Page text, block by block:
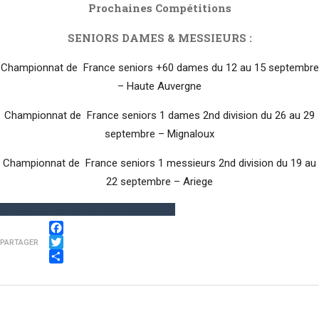
Prochaines Compétitions
SENIORS DAMES & MESSIEURS :
Championnat de France seniors +60 dames du 12 au 15 septembre
– Haute Auvergne
Championnat de France seniors 1 dames 2nd division du 26 au 29
septembre – Mignaloux
Championnat de France seniors 1 messieurs 2nd division du 19 au
22 septembre – Ariege
PARTAGER
Facebook
Twitter